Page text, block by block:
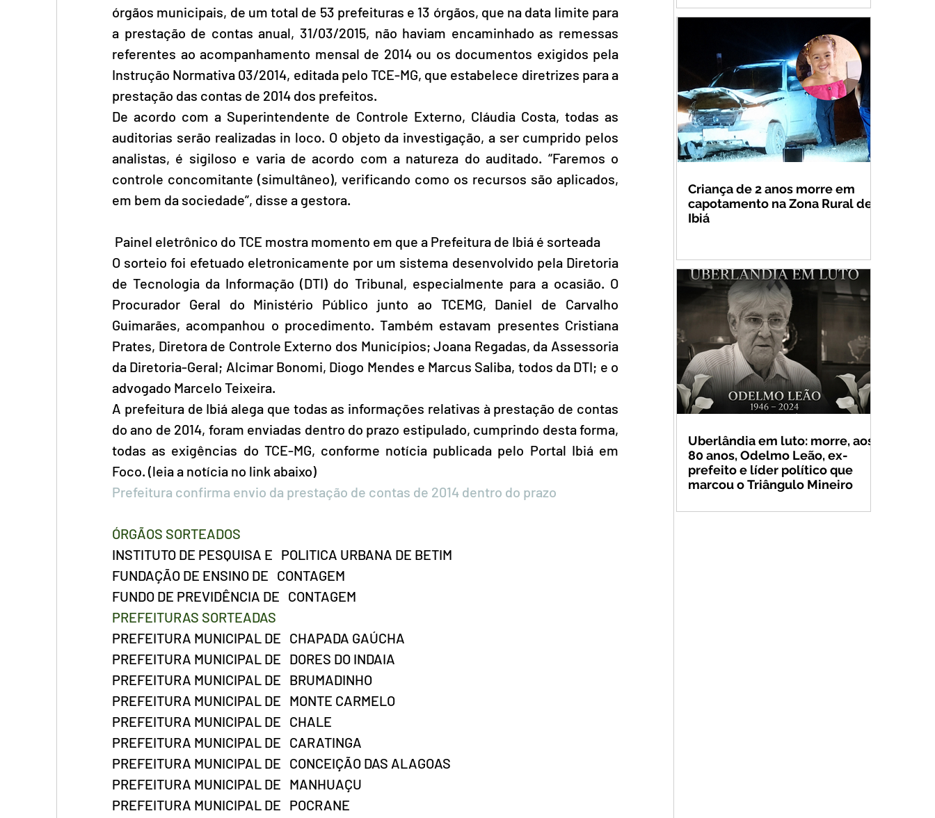
órgãos municipais, de um total de 53 prefeituras e 13 órgãos, que na data limite para
a prestação de contas anual, 31/03/2015, não haviam encaminhado as remessas
referentes ao acompanhamento mensal de 2014 ou os documentos exigidos pela
Instrução Normativa 03/2014, editada pelo TCE-MG, que estabelece diretrizes para a
prestação das contas de 2014 dos prefeitos.
De acordo com a Superintendente de Controle Externo, Cláudia Costa, todas as
auditorias serão realizadas in loco. O objeto da investigação, a ser cumprido pelos
analistas, é sigiloso e varia de acordo com a natureza do auditado. “Faremos o
controle concomitante (simultâneo), verificando como os recursos são aplicados,
em bem da sociedade”, disse a gestora.
Painel eletrônico do TCE mostra momento em que a Prefeitura de Ibiá é sorteada
O sorteio foi efetuado eletronicamente por um sistema desenvolvido pela Diretoria
de Tecnologia da Informação (DTI) do Tribunal, especialmente para a ocasião. O
Procurador Geral do Ministério Público junto ao TCEMG, Daniel de Carvalho
Guimarães, acompanhou o procedimento. Também estavam presentes Cristiana
Prates, Diretora de Controle Externo dos Municípios; Joana Regadas, da Assessoria
da Diretoria-Geral; Alcimar Bonomi, Diogo Mendes e Marcus Saliba, todos da DTI; e o
advogado Marcelo Teixeira.
A prefeitura de Ibiá alega que todas as informações relativas à prestação de contas
do ano de 2014, foram enviadas dentro do prazo estipulado, cumprindo desta forma,
todas as exigências do TCE-MG, conforme notícia publicada pelo Portal Ibiá em
Foco. (leia a notícia no link abaixo)
Prefeitura confirma envio da prestação de contas de 2014 dentro do prazo
ÓRGÃOS SORTEADOS
INSTITUTO DE PESQUISA E   POLITICA URBANA DE BETIM
FUNDAÇÃO DE ENSINO DE   CONTAGEM
FUNDO DE PREVIDÊNCIA DE   CONTAGEM
PREFEITURAS SORTEADAS
PREFEITURA MUNICIPAL DE   CHAPADA GAÚCHA
PREFEITURA MUNICIPAL DE   DORES DO INDAIA
PREFEITURA MUNICIPAL DE   BRUMADINHO
PREFEITURA MUNICIPAL DE   MONTE CARMELO
PREFEITURA MUNICIPAL DE   CHALE
PREFEITURA MUNICIPAL DE   CARATINGA
PREFEITURA MUNICIPAL DE   CONCEIÇÃO DAS ALAGOAS
PREFEITURA MUNICIPAL DE   MANHUAÇU
PREFEITURA MUNICIPAL DE   POCRANE
Criança de 2 anos morre em
capotamento na Zona Rural de
Ibiá
Uberlândia em luto: morre, aos
80 anos, Odelmo Leão, ex-
prefeito e líder político que
marcou o Triângulo Mineiro